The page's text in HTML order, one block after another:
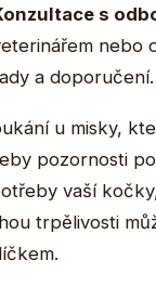
s
nebo
a doporučení.
u misky,
pozornosti
vaší
trpělivosti